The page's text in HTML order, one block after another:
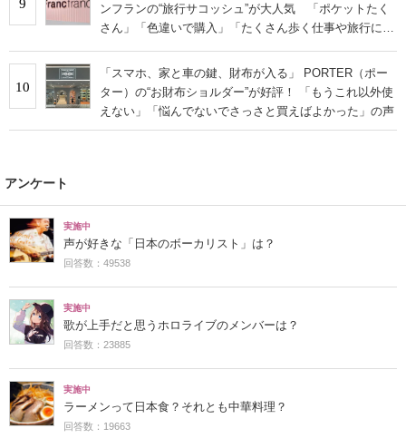
9
ンフランの“旅行サコッシュ”が大人気 「ポケットたく
さん」「色違いで購入」「たくさん歩く仕事や旅行に便
10
「スマホ、家と車の鍵、財布が入る」 PORTER（ポー
ター）の“お財布ショルダー”が好評！ 「もうこれ以外使
えない」「悩んでないでさっさと買えばよかった」の声
アンケート
実施中
声が好きな「日本のボーカリスト」は？
回答数：49538
実施中
歌が上手だと思うホロライブのメンバーは？
回答数：23885
実施中
ラーメンって日本食？それとも中華料理？
回答数：19663